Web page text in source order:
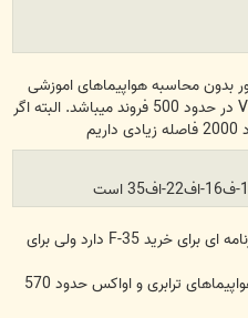
بدون محاسبه هواپیماهای اموزشی
سبک( نه اموزشی جنگی) و جت های VIP در حدود 500 فروند میباشد. البته اگر
اسراییل جنگنده ی F-35 , F-22 ندارد. برنامه ای برای خرید F-35 دارد ولی برای
تعداد جنگنده های این کشور به همراه هواپیماهای ترابری و اواکس حدود 570